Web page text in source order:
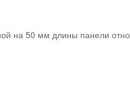
на 50 мм длины панели